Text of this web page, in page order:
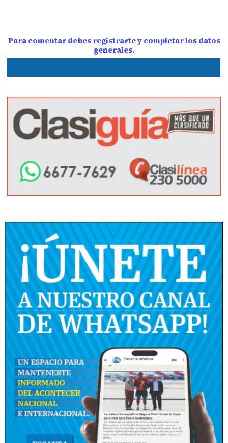
Para comentar debes registrarte y completar los datos
generales.